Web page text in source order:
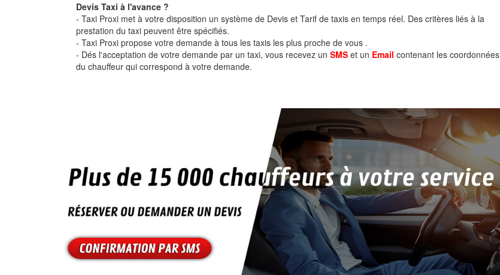
Devis Taxi à l'avance ?
- Taxi Proxi met à votre disposition un système de Devis et Tarif de taxis en temps réel. Des critères liés à la
prestation du taxi peuvent être spécifiés.
- Taxi Proxi propose votre demande à tous les taxis les plus proche de vous .
- Dés l'acceptation de votre demande par un taxi, vous recevez un SMS et un Email contenant les coordonnées
du chauffeur qui correspond à votre demande.